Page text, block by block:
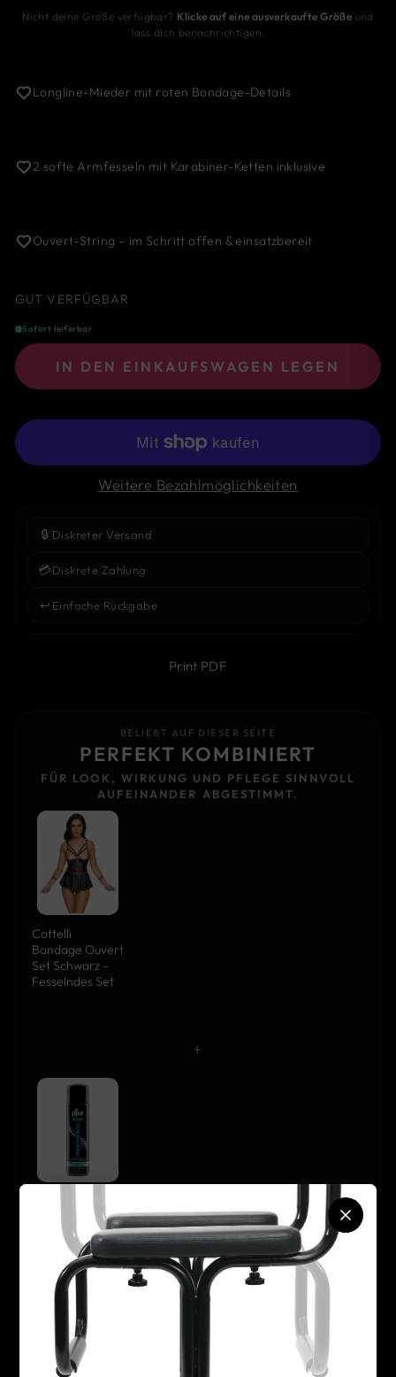
Nicht deine Größe verfügbar? Klicke auf eine ausverkaufte Größe und
lass dich benachrichtigen.
Longline-Mieder mit roten Bondage-Details
2 softe Armfesseln mit Karabiner-Ketten inklusive
Ouvert-String – im Schritt offen & einsatzbereit
GUT VERFÜGBAR
Sofort lieferbar
IN DEN EINKAUFSWAGEN LEGEN
Weitere Bezahlmöglichkeiten
🔒 Diskreter Versand
💳Diskrete Zahlung
↩️ Einfache Rückgabe
Print PDF
BELIEBT AUF DIESER SEITE
PERFEKT KOMBINIERT
FÜR LOOK, WIRKUNG UND PFLEGE SINNVOLL
AUFEINANDER ABGESTIMMT.
Cottelli
Bondage Ouvert
Set Schwarz –
Fesselndes Set
+
100ml
+